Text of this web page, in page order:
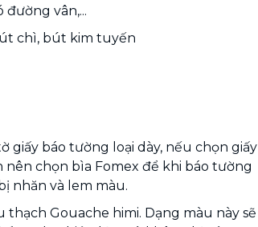
đường vân,...
chì, bút kim tuyến
giấy báo tường loại dày, nếu chọn giấy
chọn bìa Fomex để khi báo tường
nhăn và lem màu.
thạch Gouache himi. Dạng màu này sẽ